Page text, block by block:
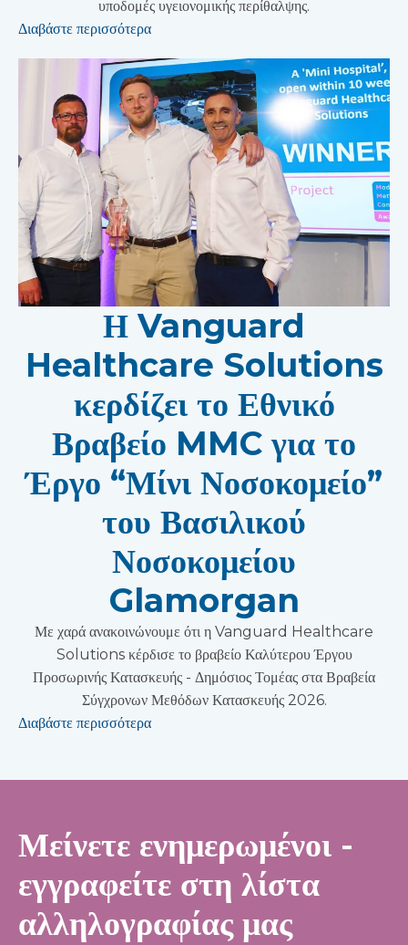
υποδομές υγειονομικής περίθαλψης.
Διαβάστε περισσότερα
Η Vanguard
Healthcare Solutions
κερδίζει το Εθνικό
Βραβείο MMC για το
Έργο “Μίνι Νοσοκομείο”
του Βασιλικού
Νοσοκομείου
Glamorgan
Με χαρά ανακοινώνουμε ότι η Vanguard Healthcare
Solutions κέρδισε το βραβείο Καλύτερου Έργου
Προσωρινής Κατασκευής - Δημόσιος Τομέας στα Βραβεία
Σύγχρονων Μεθόδων Κατασκευής 2026.
Διαβάστε περισσότερα
Μείνετε ενημερωμένοι -
εγγραφείτε στη λίστα
αλληλογραφίας μας